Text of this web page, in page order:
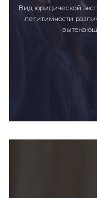
Вид юридической
легитимности